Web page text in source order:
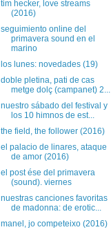
tim hecker, love streams
(2016)
seguimiento online del
primavera sound en el
marino
los lunes: novedades (19)
doble pletina, pati de cas
metge dolç (campanet) 2...
nuestro sábado del festival y
los 10 himnos de est...
the field, the follower (2016)
el palacio de linares, ataque
de amor (2016)
el post ése del primavera
(sound). viernes
nuestras canciones favoritas
de madonna: de erotic...
manel, jo competeixo (2016)